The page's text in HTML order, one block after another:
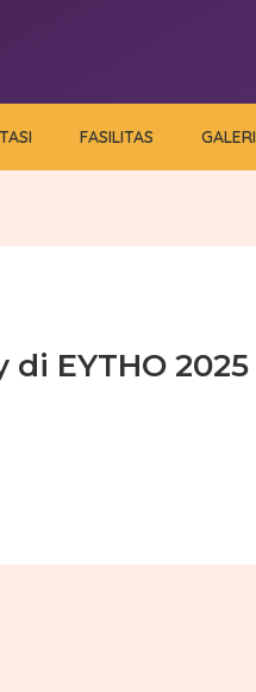
FASILITAS GALERI
EYTHO 2025